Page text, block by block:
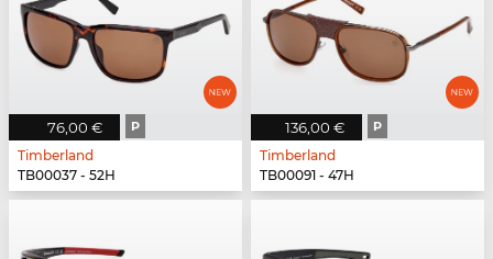
76,00 € P
Timberland
TB00037 - 52H
136,00 € P
Timberland
TB00091 - 47H